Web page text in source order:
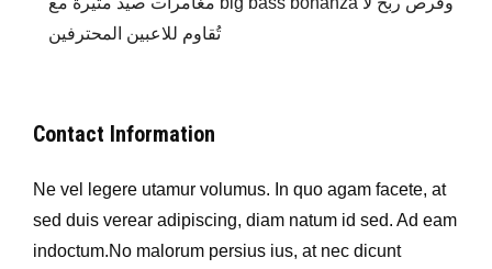
تُقاوم للاعبين المحترفين
Contact Information
Ne vel legere utamur volumus. In quo agam facete, at
sed duis verear adipiscing, diam natum id sed. Ad eam
indoctum.No malorum persius ius, at nec dicunt